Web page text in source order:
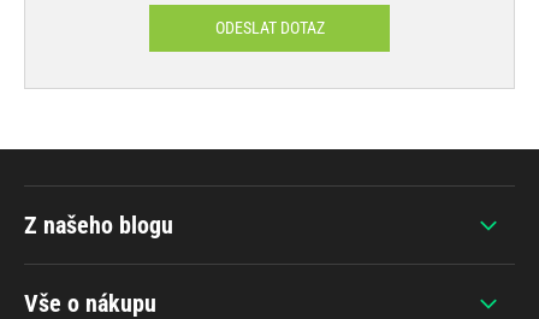
ODESLAT DOTAZ
Vše o nákupu
Z našeho blogu